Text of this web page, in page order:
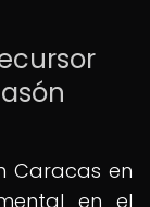
Caracas en
en el